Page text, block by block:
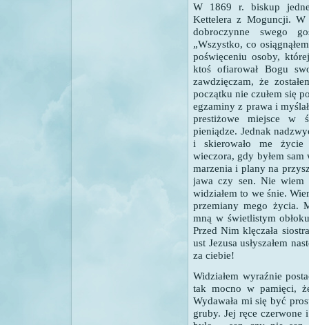
W 1869 r. biskup
Kettelera z Moguncji.W
dobroczynne swego
„Wszystko, co
poświęceniu osoby,
ktoś ofiarował Bogu
zawdzięczam, że
początku nie czułem się
egzaminy z prawa i
prestiżowe miejsce w
pieniądze. Jednak
i skierowało me
wieczora, gdy byłem sam
marzenia i plany na
jawa czy sen. Nie wiem
widziałem to we śnie.
przemiany mego życia.
mną w świetlistym
Przed Nim klęczała
ust Jezusa usłyszałem
za ciebie!
Widziałem wyraźnie
tak mocno w pamięci,
Wydawała mi się być
gruby. Jej ręce